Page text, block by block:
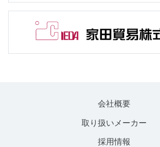
会社概要
取り扱いメーカー
採用情報